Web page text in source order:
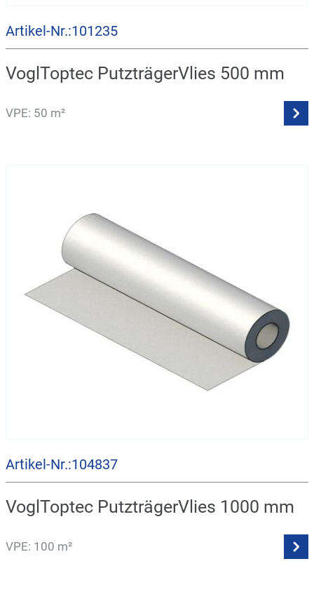
Artikel-Nr.:101235
VoglToptec PutzträgerVlies 500 mm
VPE: 50 m²
Artikel-Nr.:104837
VoglToptec PutzträgerVlies 1000 mm
VPE: 100 m²